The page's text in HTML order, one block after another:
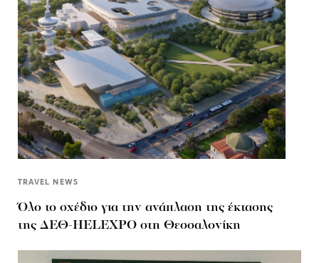
TRAVEL NEWS
Όλο το σχέδιο για την ανάπλαση της έκτασης
της ΔΕΘ-HELEXPO στη Θεσσαλονίκη